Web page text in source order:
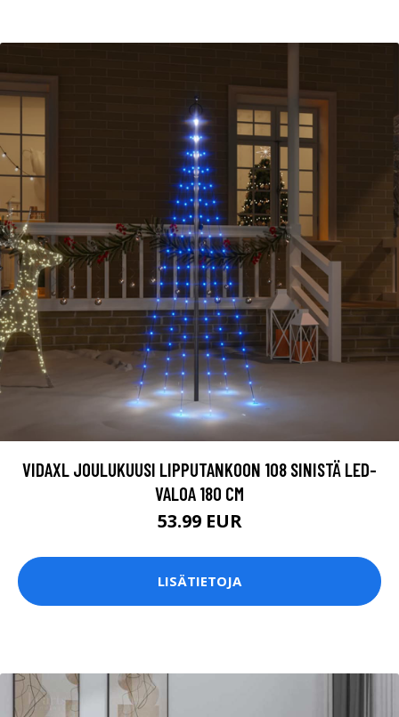
VIDAXL JOULUKUUSI LIPPUTANKOON 108 SINISTÄ LED-
VALOA 180 CM
53.99 EUR
LISÄTIETOJA